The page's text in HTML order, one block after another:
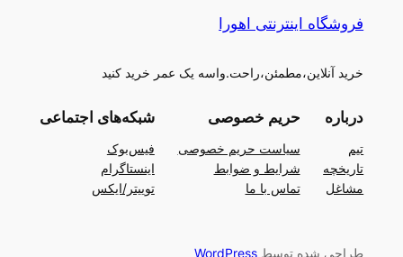
فروشگاه اینترنتی اهورا
خرید آنلاین،مطمئن،راحت.واسه یک عمر خرید کنید
درباره
تیم
تاریخچه
مشاغل
حریم خصوصی
سیاست حریم خصوصی
شرایط و ضوابط
تماس با ما
شبکه‌های اجتماعی
فیس‌بوک
اینستاگرام
توییتر/ایکس
طراحی شده توسط WordPress